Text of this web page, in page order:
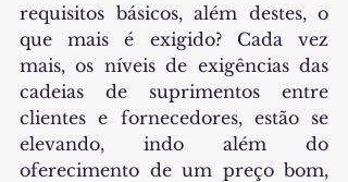
requisitos básicos, além destes, o
que mais é exigido? Cada vez
mais, os níveis de exigências das
cadeias de suprimentos entre
clientes e fornecedores, estão se
elevando, indo além do
oferecimento de um preço bom,